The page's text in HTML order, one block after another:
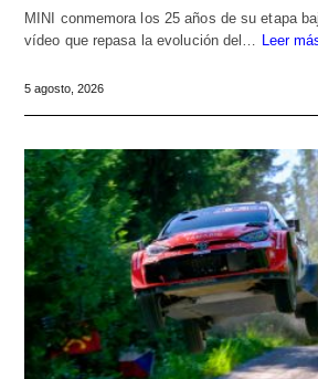
MINI conmemora los 25 años de su etapa
vídeo que repasa la evolución del…
Leer
5 agosto, 2026